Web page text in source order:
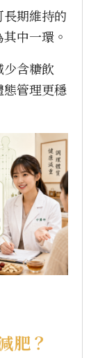
期維持的
中一環。
少含糖飲
態管理更穩
肥？